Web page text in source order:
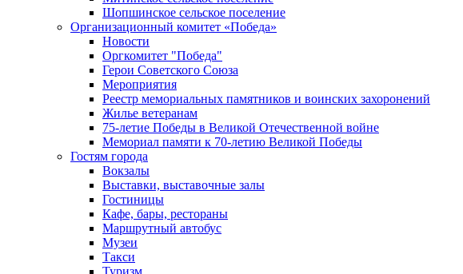
Шопшинское сельское поселение
Организационный комитет «Победа»
Новости
Оргкомитет "Победа"
Герои Советского Союза
Мероприятия
Реестр мемориальных памятников и воинских захоронений
Жилье ветеранам
75-летие Победы в Великой Отечественной войне
Мемориал памяти к 70-летию Великой Победы
Гостям города
Вокзалы
Выставки, выставочные залы
Гостиницы
Кафе, бары, рестораны
Маршрутный автобус
Музеи
Такси
Туризм